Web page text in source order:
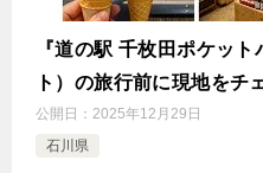
『道の駅 千枚田ポケッ
ト）の旅行前に現地をチ
公開日： 2025年12月29日
石川県